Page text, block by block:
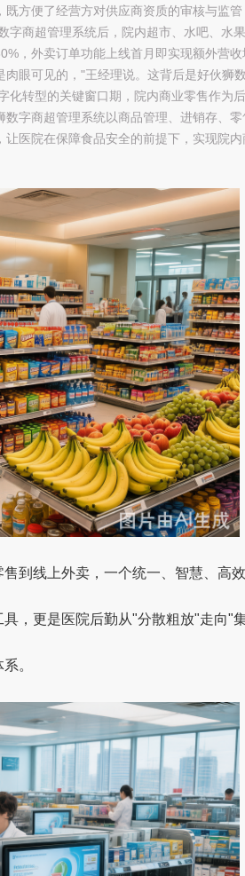
方便了经营方对供应商资质的审核与监
商超管理系统后，院内超市、水吧、水
，外卖订单功能上线首月即实现额外营
眼可见的，"王经理说。这背后是好伙狮
化转型的关键窗口期，院内商业零售作为
字商超管理系统以商品管理、进销存、
医院在保障食品安全的前提下，实现院
到线上外卖，一个统一、智慧、高
，更是医院后勤从"分散粗放"走向"
。